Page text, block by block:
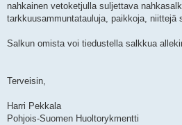
nahkainen vetoketjulla suljettava
tarkkuusammuntatauluja, paikkoja, niittejä
Salkun omista voi tiedustella salkkua
Terveisin,
Harri Pekkala
Pohjois-Suomen Huoltorykmentti